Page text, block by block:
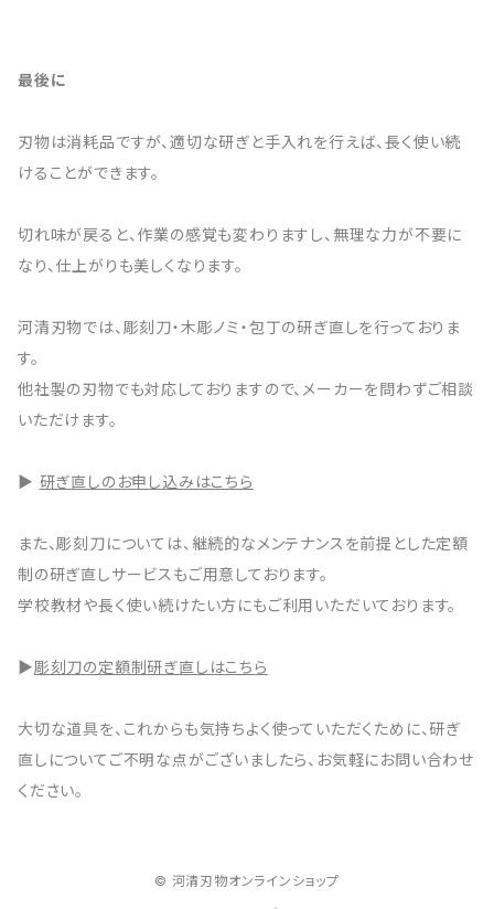
最後に
刃物は消耗品ですが、適切な研ぎと手入れを行えば、長く使い続
けることができます。
切れ味が戻ると、作業の感覚も変わりますし、無理な力が不要に
なり、仕上がりも美しくなります。
河清刃物では、彫刻刀・木彫ノミ・包丁の研ぎ直しを行っておりま
す。
他社製の刃物でも対応しておりますので、メーカーを問わずご相談
いただけます。
▶ 研ぎ直しのお申し込みはこちら
また、彫刻刀については、継続的なメンテナンスを前提とした定額
制の研ぎ直しサービスもご用意しております。
学校教材や長く使い続けたい方にもご利用いただいております。
▶彫刻刀の定額制研ぎ直しはこちら
大切な道具を、これからも気持ちよく使っていただくために、研ぎ
直しについてご不明な点がございましたら、お気軽にお問い合わせ
ください。
© 河清刃物オンラインショップ